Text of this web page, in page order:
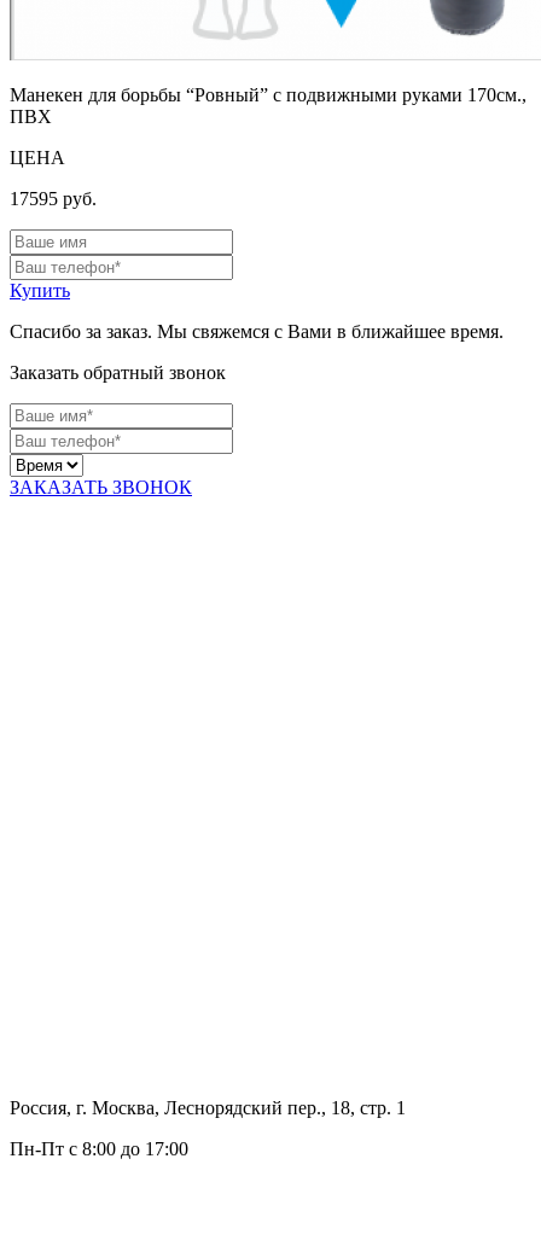
Манекен для борьбы “Ровный” с подвижными руками 170см.,
ПВХ
ЦЕНА
17595 руб.
Купить
Спасибо за заказ. Мы свяжемся с Вами в ближайшее время.
Заказать обратный звонок
ЗАКАЗАТЬ ЗВОНОК
Россия, г. Москва, Леснорядский пер., 18, стр. 1
Пн-Пт с 8:00 до 17:00